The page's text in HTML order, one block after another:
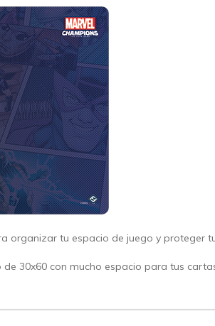
organizar tu espacio de juego y proteger
de 30x60 con mucho espacio para tus